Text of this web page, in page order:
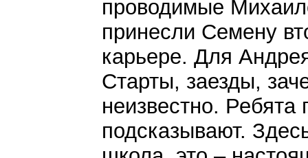
проводимые
принесли Семену
карьере. Для
Старты, заезды,
неизвестно. Ребята
подсказывают.